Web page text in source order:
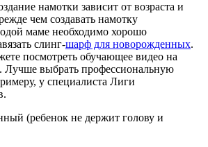
намотки зависит от возраста и
чем создавать намотку
маме необходимо хорошо
слинг-шарф для новорожденных.
посмотреть обучающее видео на
Лучше выбрать профессиональную
у специалиста Лиги
(ребенок не держит голову и